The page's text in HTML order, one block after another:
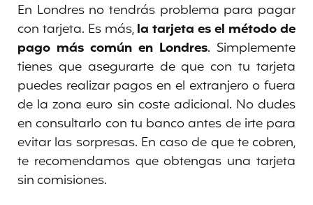
En Londres no tendrás problema para pagar
con tarjeta. Es más,la tarjeta es el método de
pago más común en Londres. Simplemente
tienes que asegurarte de que con tu tarjeta
puedes realizar pagos en el extranjero o fuera
de la zona euro sin coste adicional. No dudes
en consultarlo con tu banco antes de irte para
evitar las sorpresas. En caso de que te cobren,
te recomendamos que obtengas una tarjeta
sin comisiones.